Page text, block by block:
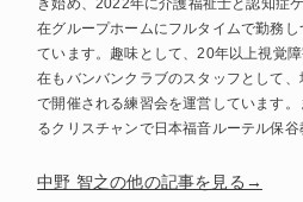
在グループホームにフルタイムで勤務
ています。趣味として、20年以上視覚
在もバンバンクラブのスタッフとして
で開催される練習会を運営しています
るクリスチャンで日本福音ルーテル保谷
中野 智之の他の記事を見る→